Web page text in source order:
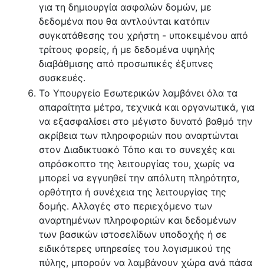
για τη δημιουργία ασφαλών δομών, με
δεδομένα που θα αντλούνται κατόπιν
συγκατάθεσης του χρήστη - υποκειμένου από
τρίτους φορείς, ή με δεδομένα υψηλής
διαβάθμισης από προσωπικές έξυπνες
συσκευές.
Το Υπουργείο Εσωτερικών λαμβάνει όλα τα
απαραίτητα μέτρα, τεχνικά και οργανωτικά, για
να εξασφαλίσει στο μέγιστο δυνατό βαθμό την
ακρίβεια των πληροφοριών που αναρτώνται
στον Διαδικτυακό Τόπο και το συνεχές και
απρόσκοπτο της λειτουργίας του, χωρίς να
μπορεί να εγγυηθεί την απόλυτη πληρότητα,
ορθότητα ή συνέχεια της λειτουργίας της
δομής. Αλλαγές στο περιεχόμενο των
αναρτημένων πληροφοριών και δεδομένων
των βασικών ιστοσελίδων υποδοχής ή σε
ειδικότερες υπηρεσίες του λογισμικού της
πύλης, μπορούν να λαμβάνουν χώρα ανά πάσα